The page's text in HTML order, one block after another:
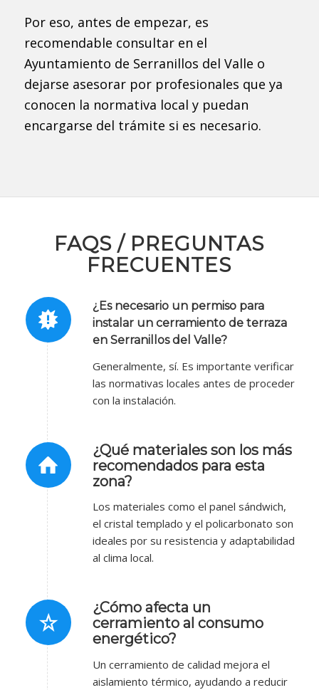
Por eso, antes de empezar, es
recomendable consultar en el
Ayuntamiento de Serranillos del Valle o
dejarse asesorar por profesionales que ya
conocen la normativa local y puedan
encargarse del trámite si es necesario.
FAQS / PREGUNTAS
FRECUENTES
¿Es necesario un permiso para
instalar un cerramiento de terraza
en Serranillos del Valle?
Generalmente, sí. Es importante verificar
las normativas locales antes de proceder
con la instalación.
¿Qué materiales son los más
recomendados para esta
zona?
Los materiales como el panel sándwich,
el cristal templado y el policarbonato son
ideales por su resistencia y adaptabilidad
al clima local.
¿Cómo afecta un
cerramiento al consumo
energético?
Un cerramiento de calidad mejora el
aislamiento térmico, ayudando a reducir